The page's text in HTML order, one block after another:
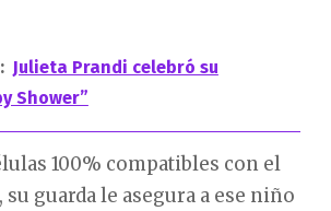
Julieta Prandi celebró su
Shower”
100% compatibles con el
guarda le asegura a ese niño